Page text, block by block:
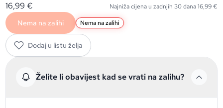
16,99€ Najniža cijena u zadnjih 30 dana16,99€
Nema na zalihi Nema na zalihi
Dodaj u listu želja
Želite li obavijest kad se vrati na zalihu?